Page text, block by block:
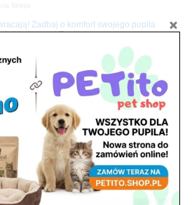
Zadbaj o komfort swojego pupila
chłodzącymi ZooNemo
Sklepu
Shop – Internetowy Sklep Zoologiczny
Dla Twojego Pupila | ZooNemo